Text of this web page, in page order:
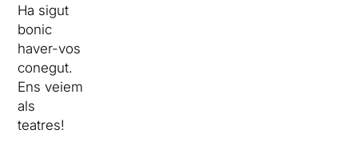
Ha sigut
bonic
haver-vos
conegut.
Ens veiem
als
teatres!